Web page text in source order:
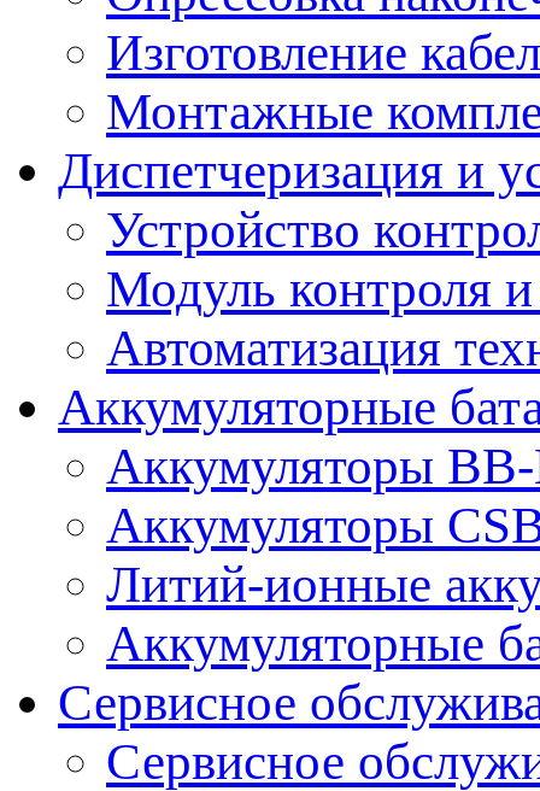
Изготовление
Монтажные
Диспетчеризация и
Устройство
Модуль контроля
Автоматизация
Аккумуляторные
Аккумуляторы
Аккумуляторы
Литий-ионные
Аккумуляторные
Сервисное
Сервисное